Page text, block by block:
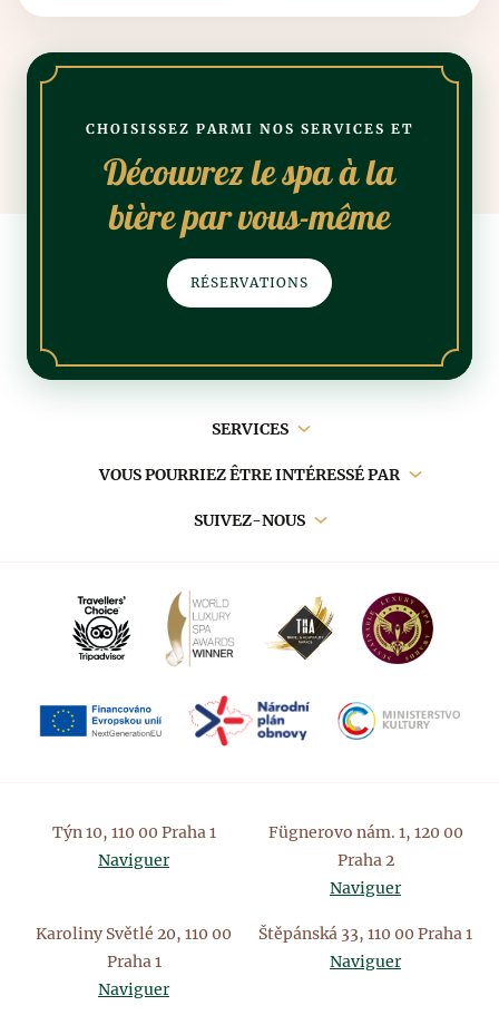
CHOISISSEZ PARMI NOS SERVICES ET
Découvrez le spa à la
bière par vous-même
RÉSERVATIONS
principale
SERVICES
VOUS POURRIEZ ÊTRE INTÉRESSÉ PAR
SUIVEZ-NOUS
Týn 10, 110 00 Praha 1
Naviguer
Fügnerovo nám. 1, 120 00
Praha 2
Naviguer
Karoliny Světlé 20, 110 00
Praha 1
Naviguer
Štěpánská 33, 110 00 Praha 1
Naviguer